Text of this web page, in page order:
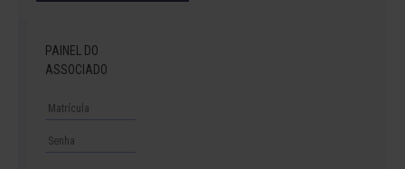
PAINEL DO
ASSOCIADO